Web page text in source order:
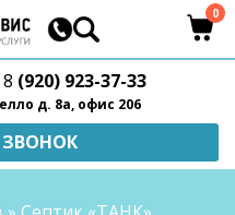
8 (920) 923-37-33
д. 8а, офис 206
0
ЗВОНОК